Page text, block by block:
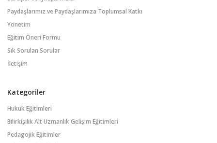
Paydaşlarımız ve Paydaşlarımıza Toplumsal Katkı
Yönetim
Eğitim Öneri Formu
Sık Sorulan Sorular
İletişim
Kategoriler
Hukuk Eğitimleri
Bilirkişilik Alt Uzmanlık Gelişim Eğitimleri
Pedagojik Eğitimler